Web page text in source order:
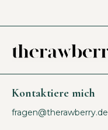
Kontaktiere mich
fragen@therawberry.de